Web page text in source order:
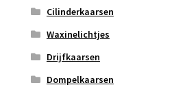
Cilinderkaarsen
Waxinelichtjes
Drijfkaarsen
Dompelkaarsen